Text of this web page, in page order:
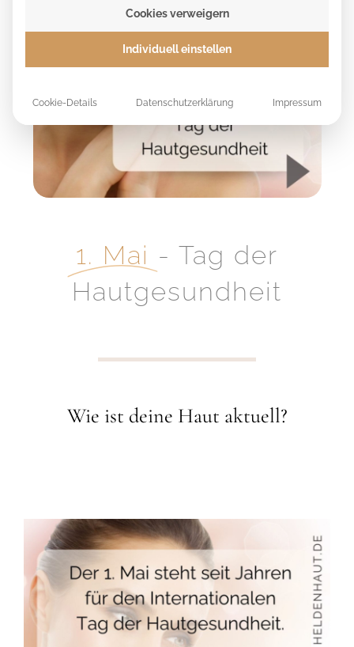
🏆 KUNDENSTIMMEN
1. Mai - Tag der
Hautgesundheit
Wie ist deine Haut aktuell?
Cookies verweigern
Individuell einstellen
Cookie-Details Datenschutzerklärung Impressum